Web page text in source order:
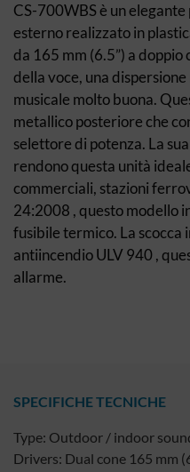
CS-700WBS è un
esterno realizzato in
da 165 mm (6.5”) a
della voce, una
musicale molto buona.
metallico posteriore che
selettore di potenza. La
rendono questa unità
commerciali, stazioni
24:2008 , questo modello
fusibile termico. La scocca
antiincendio ULV 940 ,
allarme.
SPECIFICHE TECNICHE
Type: Outdoor / indoor
Drivers: Dual cone 165 mm